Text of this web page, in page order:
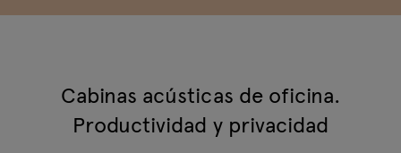
Cabinas acústicas de oficina.
Productividad y privacidad